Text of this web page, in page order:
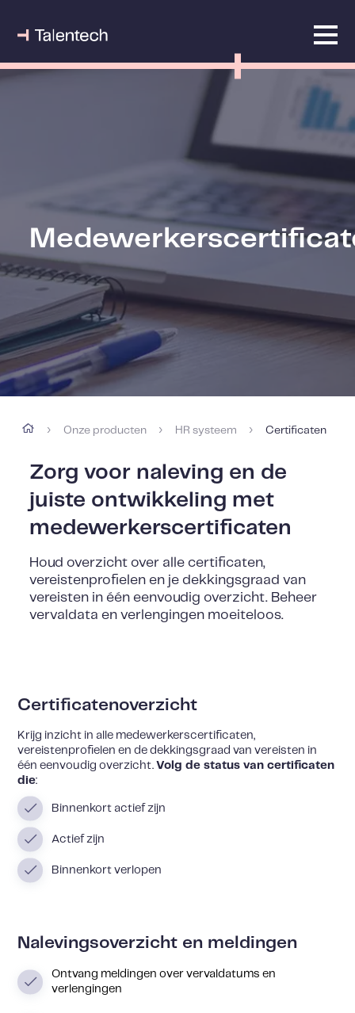
› Onze producten › HR systeem › Certificaten
Zorg voor naleving en de
juiste ontwikkeling met
medewerkerscertificaten
Houd overzicht over alle certificaten,
vereistenprofielen en je dekkingsgraad van
vereisten in één eenvoudig overzicht. Beheer
vervaldata en verlengingen moeiteloos.
Certificatenoverzicht
Krijg inzicht in alle medewerkerscertificaten,
vereistenprofielen en de dekkingsgraad van vereisten in
één eenvoudig overzicht. Volg de status van certificaten
die:
Binnenkort actief zijn
Actief zijn
Binnenkort verlopen
Nalevingsoverzicht en meldingen
Ontvang meldingen over vervaldatums en
verlengingen